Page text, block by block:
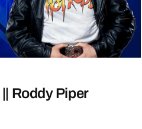
Roddy Piper